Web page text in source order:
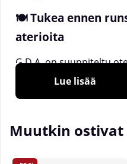
🍽 Tukea ennen
aterioita
G.D.A. on suunniteltu
ennen
siksi erinomaisesti
käsittelemään glukoosia
verensokeritasoa sekä
hiilihydraattien,
Lue lisää
Muutkin ostivat